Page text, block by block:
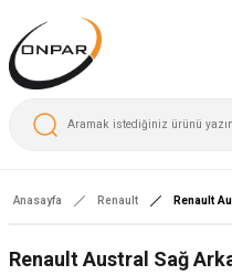
Anasayfa Renault Renault
Renault Austral Sağ